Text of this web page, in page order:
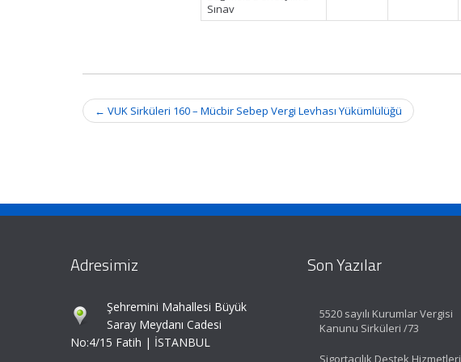
Sınav
Post
navigation
← VUK Sirküleri 160 – Mücbir Sebep Vergi Levhası Yükümlülüğü
Adresimiz
Şehremini Mahallesi Büyük
Saray Meydanı Cadesi
No:4/15 Fatih | İSTANBUL
Son Yazılar
5520 sayılı Kurumlar Vergisi
Kanunu Sirküleri /73
Sigortacılık Destek Hizmetleri